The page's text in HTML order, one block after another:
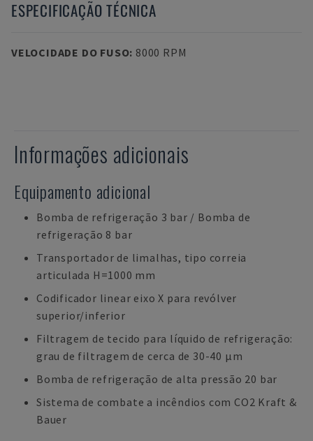
ESPECIFICAÇÃO TÉCNICA
VELOCIDADE DO FUSO: 8000 RPM
Informações adicionais
Equipamento adicional
Bomba de refrigeração 3 bar / Bomba de
refrigeração 8 bar
Transportador de limalhas, tipo correia
articulada H=1000 mm
Codificador linear eixo X para revólver
superior/inferior
Filtragem de tecido para líquido de refrigeração:
grau de filtragem de cerca de 30-40 µm
Bomba de refrigeração de alta pressão 20 bar
Sistema de combate a incêndios com CO2 Kraft &
Bauer